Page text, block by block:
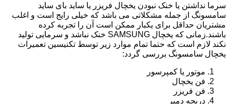
سرما نداشتن یا خنک نبودن یخچال فریزر یا ساید بای ساید
سامسونگ از جمله مشکلاتی می باشد که خیلی رایج است و اغلب
مشتریان حداقل برای یکبار ممکن است آن را تجربه کرده
باشند.زمانی که یخچال SAMSUNG خنک نباشد و سرمایی تولید
نکند لازم است که حتما تمام موارد زیر توسط تکنیسین تعمیرات
یخچال سامسونگ بررسی گردد:
موتور یا کمپرسور
فن یخچال
فن فریزر
دریچه دمپر